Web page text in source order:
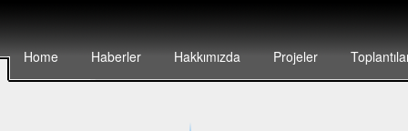
Home Haberler Hakkımızda Projeler